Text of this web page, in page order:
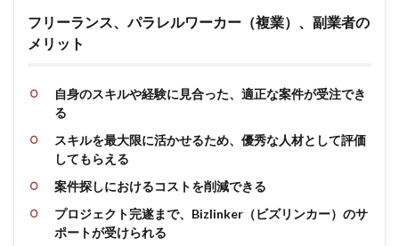
フリーランス、パラレルワーカー（複業）、副業者の
メリット
自身のスキルや経験に見合った、適正な案件が受注でき
る
スキルを最大限に活かせるため、優秀な人材として評価
してもらえる
案件探しにおけるコストを削減できる
プロジェクト完遂まで、Bizlinker（ビズリンカー）のサ
ポートが受けられる